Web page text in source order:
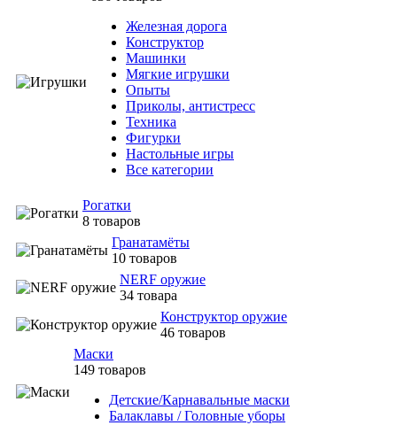
Железная дорога
Конструктор
Машинки
Мягкие игрушки
Опыты
Приколы, антистресс
Техника
Фигурки
Настольные игры
Все категории
Рогатки
8 товаров
Гранатамёты
10 товаров
NERF оружие
34 товара
Конструктор оружие
46 товаров
Маски
149 товаров
Детские/Карнавальные маски
Балаклавы / Головные уборы